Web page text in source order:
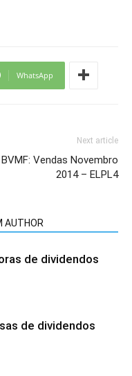
WhatsApp
Next article
BVMF: Vendas Novembro
2014 – ELPL4
AUTHOR
de dividendos
de dividendos